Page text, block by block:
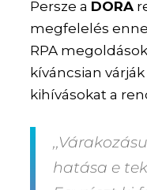
Persze a DORA
megfelelés
RPA
kíváncsian
kihívásokat a
hatása e